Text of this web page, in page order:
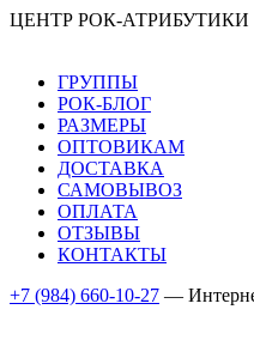
ЦЕНТР РОК-АТРИБУТИКИ
ГРУППЫ
РОК-БЛОГ
РАЗМЕРЫ
ОПТОВИКАМ
ДОСТАВКА
САМОВЫВОЗ
ОПЛАТА
ОТЗЫВЫ
КОНТАКТЫ
+7 (984) 660-10-27 —